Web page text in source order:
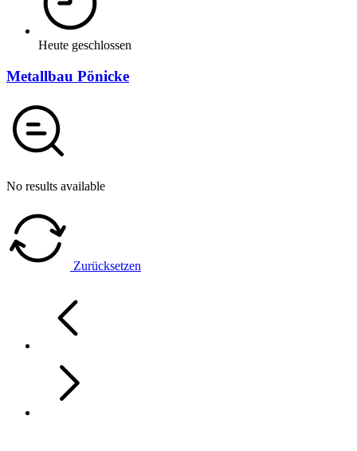
Heute geschlossen
Metallbau Pönicke
No results available
Zurücksetzen